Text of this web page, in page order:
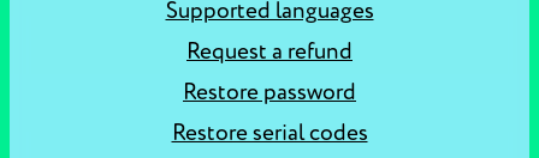
Supported languages
Request a refund
Restore password
Restore serial codes